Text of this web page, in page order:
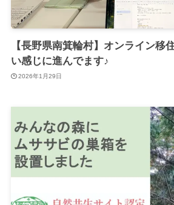
【長野県南箕輪村】オンライン移
い感じに進んでます♪
2026年1月29日